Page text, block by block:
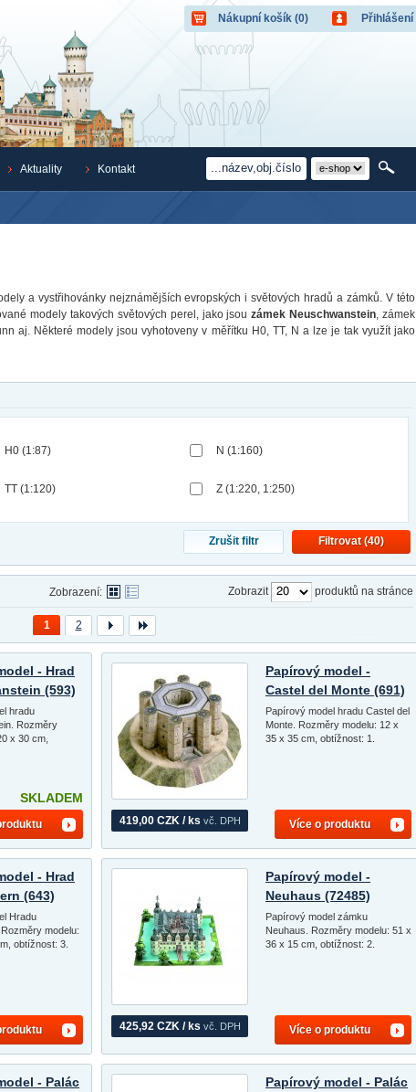
a vystřihovánky nejznámějších evropských i světových hradů a zámků. V této
modely takových světových perel, jako jsouzámek Neuschwanstein , zámek
aj. Některé modely jsou vyhotoveny v měřítku H0, TT, N a lze je tak využít jako
H0 (1:87)
TT (1:120)
N (1:160)
Z (1:220, 1:250)
Zrušit filtr Filtrovat (40)
Zobrazení: Zobrazit produktů na stránce
1 2
- Hrad
(593)
hradu
Rozměry
x 30 cm,
SKLADEM
419,00 CZK / ks vč. DPH
Papírový model -
Castel del Monte (691)
Papírový model hradu Castel del
Monte. Rozměry modelu: 12 x
35 x 35 cm, obtížnost: 1.
Více o produktu
- Hrad
(643)
Hradu
modelu:
obtížnost: 3.
425,92 CZK / ks vč. DPH
Papírový model -
Neuhaus (72485)
Papírový model zámku
Neuhaus. Rozměry modelu: 51 x
36 x 15 cm, obtížnost: 2.
Více o produktu
- Palác
Papírový model - Palác
Nákupní košík (0)
Nákupní košík je prázdný!
Přihlášení
Uživatel:
Zapomněli jste heslo?
Nová registrace
Aktuality Kontakt